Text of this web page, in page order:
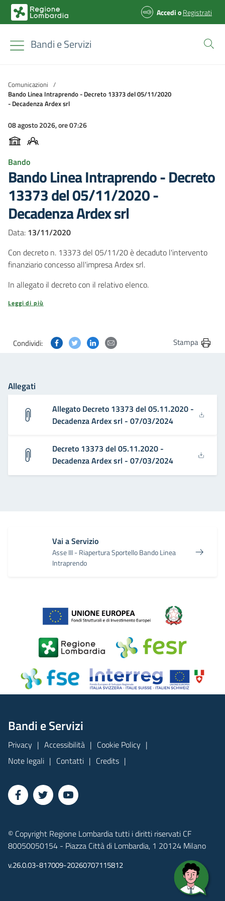
AccedioRegistrati
Bandi e Servizi
Comunicazioni /
Bando Linea Intraprendo - Decreto 13373 del 05/11/2020
- Decadenza Ardex srl
08 agosto 2026, ore 07:26
Bando
Bando Linea Intraprendo - Decreto
13373 del 05/11/2020 -
Decadenza Ardex srl
Data: 13/11/2020
Con decreto n. 13373 del 05/11/20 è decaduto l'intervento
finanziario concesso all'impresa Ardex srl.
In allegato il decreto con il relativo elenco.
Leggi di più
Condividi: Condividi questa pagina su Facebook
Condividi questa pagina su Twitter
Condividi questa pagina su Linkedin
Condividi questa pagina via
Stampa
Allegati
Allegato Decreto 13373 del 05.11.2020 -
Decadenza Ardex srl - 07/03/2024
Decreto 13373 del 05.11.2020 -
Decadenza Ardex srl - 07/03/2024
Vai a Servizio
Asse III - Riapertura Sportello Bando Linea
Intraprendo
Bandi e Servizi
Privacy Accessibilità
Cookie Policy
Note legali
Contatti Credits
© Copyright Regione Lombardia tutti i diritti riservati CF
80050050154 - Piazza Città di Lombardia, 1 20124 Milano
v.26.0.03-817009-20260707115812